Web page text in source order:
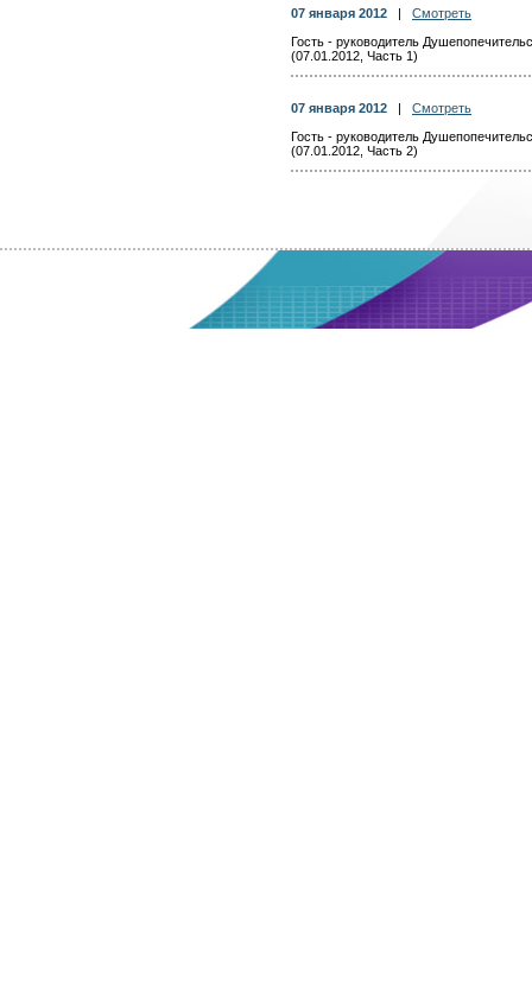
07 января 2012
Смотреть
Гость - руководитель
(07.01.2012, Часть 1)
07 января 2012
Смотреть
Гость - руководитель
(07.01.2012, Часть 2)